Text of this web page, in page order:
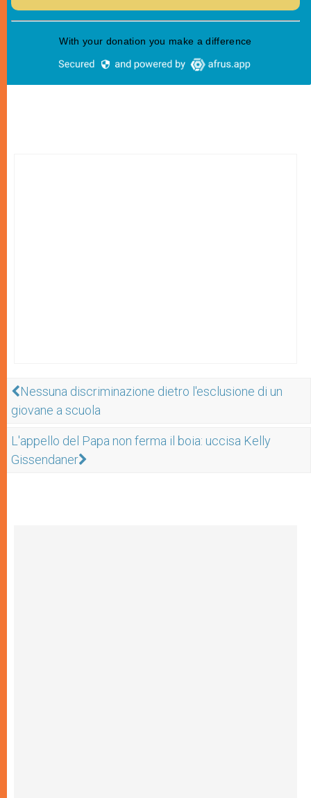
Nessuna discriminazione dietro l'esclusione di un
giovane a scuola
L'appello del Papa non ferma il boia: uccisa Kelly
Gissendaner